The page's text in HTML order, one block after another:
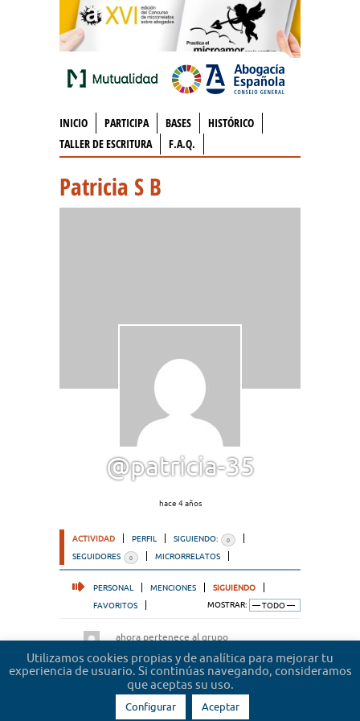
INICIO PARTICIPA BASES
HISTÓRICO
TALLER DE ESCRITURA
F.A.Q.
Patricia S B
@patricia-35
hace 4 años
ACTIVIDAD PERFIL SIGUIENDO: 0
SEGUIDORES 0 MICRORRELATOS
PERSONAL MENCIONES
SIGUIENDO
FAVORITOS
MOSTRAR:
ahora pertenece al grupo
Utilizamos cookies propias y de analítica para mejorar tu
experiencia de usuario. Si continúas navegando, consideramos
que aceptas su uso.
Configurar Aceptar